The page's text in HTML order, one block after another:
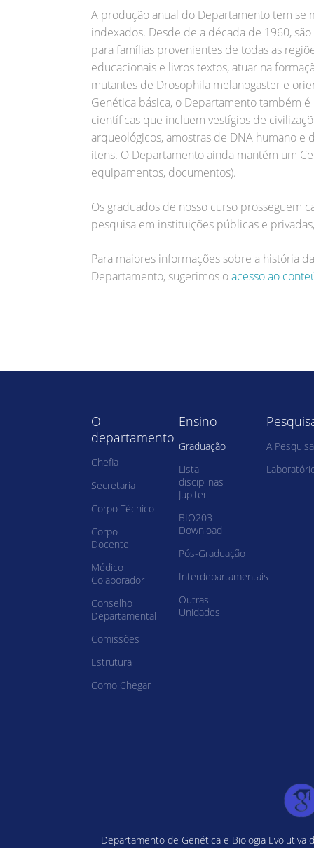
A produção anual do Departamento tem
indexados. Desde de a década de 1960,
para famílias provenientes de todas as
educacionais e livros textos, atuar na
mutantes de Drosophila melanogaster e
Genética básica, o Departamento também
científicas que incluem vestígios de
arqueológicos, amostras de DNA humano
itens. O Departamento ainda mantém um
equipamentos, documentos).
Os graduados de nosso curso prosseguem
pesquisa em instituições públicas e
Para maiores informações sobre a história
Departamento, sugerimos oacesso ao
O
departamento
Chefia
Secretaria
Corpo Técnico
Corpo
Docente
Médico
Colaborador
Conselho
Departamental
Comissões
Estrutura
Como Chegar
Ensino
Graduação
Lista
disciplinas
Jupiter
BIO203 -
Download
Pós-Graduação
Interdepartamentais
Outras
Unidades
A Pesquisa
Departamento de Genética e Biologia Evolutiva